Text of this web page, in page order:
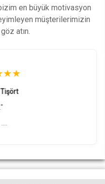
en büyük motivasyon
müşterilerimizin
atın.